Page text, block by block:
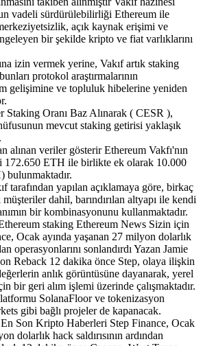
vadeli sürdürülebilirliği Ethereum ile
açık kaynak erişimi ve
bir şekilde kripto ve fiat varlıklarını
izin vermek yerine, Vakıf artık staking
protokol araştırmalarının
gelişimine ve topluluk hibelerine yeniden
Oranı Baz Alınarak ( CESR ),
mevcut staking getirisi yaklaşık
alınan veriler gösterir Ethereum Vakfı'nın
172.650 ETH ile birlikte ek olarak 10.000
bulunmaktadır.
tarafından yapılan açıklamaya göre, birkaç
müşteriler dahil, barındırılan altyapı ile kendi
bir kombinasyonunu kullanmaktadır.
staking Ethereum News Sizin için
Ocak ayında yaşanan 27 milyon dolarlık
operasyonlarını sonlandırdı Yazan Jamie
Reback 12 dakika önce Step, olaya ilişkin
anlık görüntüsüne dayanarak, yerel
bir geri alım işlemi üzerinde çalışmaktadır.
SolanaFloor ve tokenizasyon
gibi bağlı projeler de kapanacak.
En Son Kripto Haberleri Step Finance, Ocak
dolarlık hack saldırısının ardından